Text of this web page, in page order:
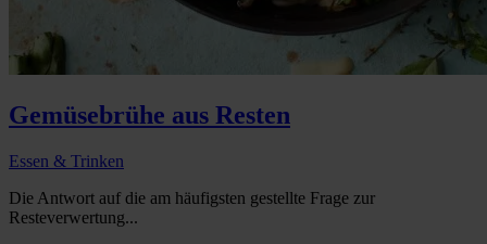
Gemüsebrühe aus Resten
Essen & Trinken
Die Antwort auf die am häufigsten gestellte Frage zur
Resteverwertung...